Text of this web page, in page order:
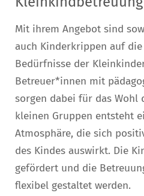
Mit ihrem Angebot sind
auch Kinderkrippen auf die
Bedürfnisse der
Betreuer*innen mit
sorgen dabei für das Wohl
kleinen Gruppen entsteht
Atmosphäre, die sich
des Kindes auswirkt. Die
gefördert und die
flexibel gestaltet werden.